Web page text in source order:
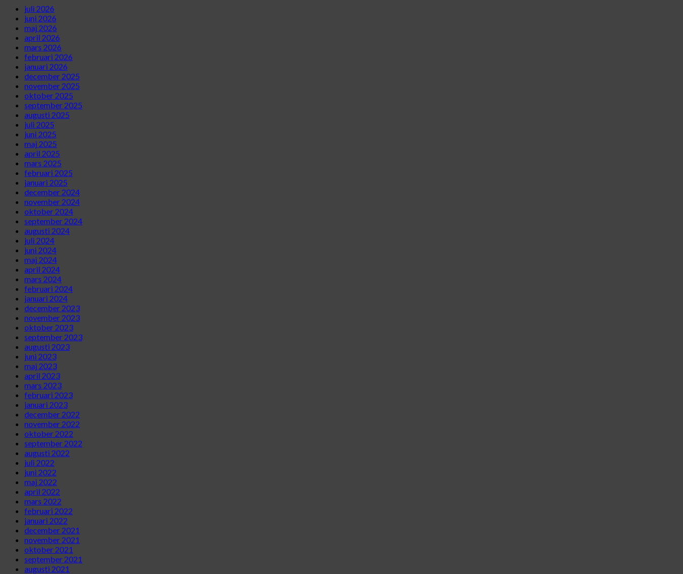
juli 2026
juni 2026
maj 2026
april 2026
mars 2026
februari 2026
januari 2026
december 2025
november 2025
oktober 2025
september 2025
augusti 2025
juli 2025
juni 2025
maj 2025
april 2025
mars 2025
februari 2025
januari 2025
december 2024
november 2024
oktober 2024
september 2024
augusti 2024
juli 2024
juni 2024
maj 2024
april 2024
mars 2024
februari 2024
januari 2024
december 2023
november 2023
oktober 2023
september 2023
augusti 2023
juni 2023
maj 2023
april 2023
mars 2023
februari 2023
januari 2023
december 2022
november 2022
oktober 2022
september 2022
augusti 2022
juli 2022
juni 2022
maj 2022
april 2022
mars 2022
februari 2022
januari 2022
december 2021
november 2021
oktober 2021
september 2021
augusti 2021